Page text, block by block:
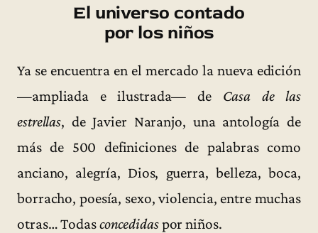
El universo contado
por los niños
Ya se encuentra en el mercado la nueva edición
—ampliada e ilustrada— de Casa de las
estrellas, de Javier Naranjo, una antología de
más de 500 definiciones de palabras como
anciano, alegría, Dios, guerra, belleza, boca,
borracho, poesía, sexo, violencia, entre muchas
otras… Todasconcedidaspor niños.